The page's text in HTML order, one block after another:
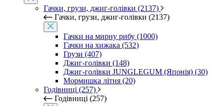
Гачки, грузи, джиг-голівки (2137)
Гачки, грузи, джиг-голівки (2137)
Гачки на мирну рибу (1000)
Гачки на хижака (532)
Грузи (407)
Джиг-голівки (148)
Джиг-голівки JUNGLEGUM (Японія) (30)
Мормишка літня (20)
Годівниці (257)
Годівниці (257)